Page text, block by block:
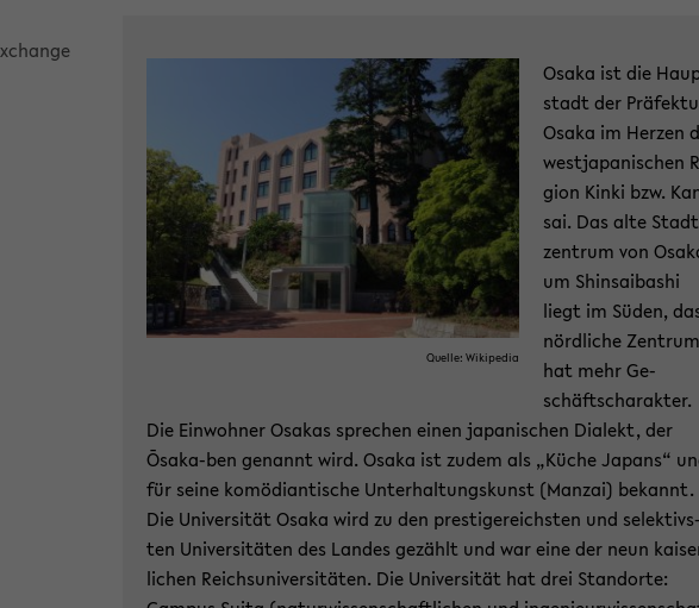
Quel­le: Wi­ki­pe­dia
Osaka ist die
stadt der
Osaka im Her­zen
west­ja­pa­ni­schen
gi­on Kinki bzw.
sai. Das alte
zen­trum von
um Shin­sai­ba­shi
liegt im Süden,
nörd­li­che Zen­trum
hat mehr Ge­
schäfts­cha­rak­ter.
Die Ein­woh­ner Osakas spre­chen einen ja­pa­ni­schen Dia­lekt, der
Ōsaka-​ben ge­nannt wird. Osaka ist zudem als „Küche Ja­pans“
für seine ko­mö­di­an­ti­sche Un­ter­hal­tungs­kunst (Man­zai) be­kannt.
Die Uni­ver­si­tät Osaka wird zu den pres­ti­ge­reichs­ten und se­lek­tivs­
ten Uni­ver­si­tä­ten des Lan­des ge­zählt und war eine der neun
li­chen Reichs­uni­ver­si­tä­ten. Die Uni­ver­si­tät hat drei Stand­or­te: